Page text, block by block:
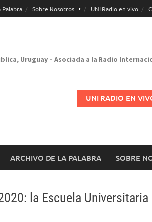
Palabra Sobre Nosotros UNI Radio en vivo
Uruguay – Asociada a la Radio
UNI RADIO EN
ARCHIVO DE LA PALABRA SOBRE
la Escuela